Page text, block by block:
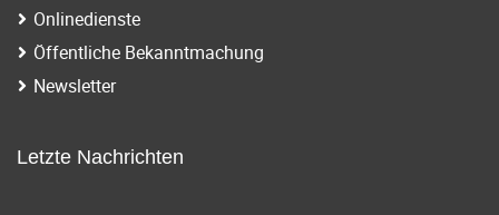
Onlinedienste
Öffentliche Bekanntmachung
Newsletter
Letzte Nachrichten